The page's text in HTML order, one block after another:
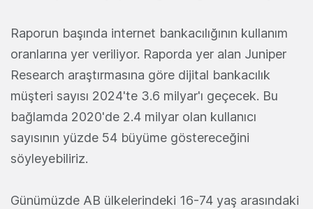
Raporun başında internet bankacılığının kullanım
oranlarına yer veriliyor. Raporda yer alan Juniper
Research araştırmasına göre dijital bankacılık
müşteri sayısı 2024'te 3.6 milyar'ı geçecek. Bu
bağlamda 2020'de 2.4 milyar olan kullanıcı
sayısının yüzde 54 büyüme göstereceğini
söyleyebiliriz.
Günümüzde AB ülkelerindeki 16-74 yaş arasındaki